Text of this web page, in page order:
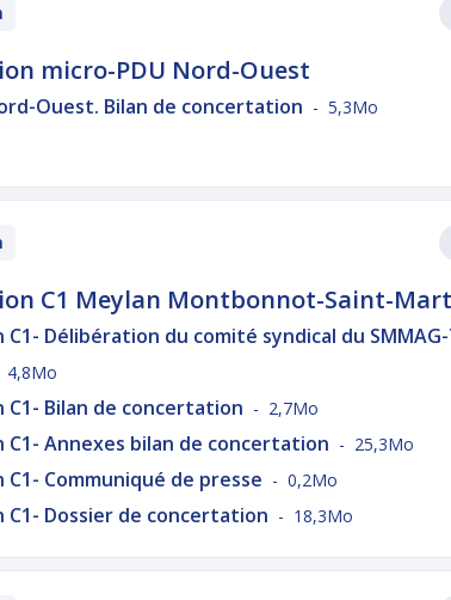
micro-PDU Nord-Ouest
Ouest. Bilan de concertation - 5,3Mo
C1 Meylan Montbonnot-Saint-
Délibération du comité syndical du
4,8Mo
Bilan de concertation - 2,7Mo
Annexes bilan de concertation - 25,3Mo
Communiqué de presse - 0,2Mo
Dossier de concertation - 18,3Mo